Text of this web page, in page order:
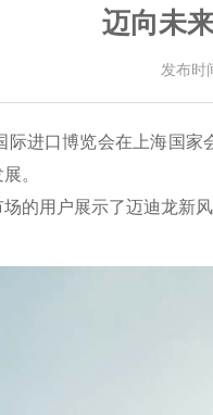
迈向未
发布时
进口博览会在上海国
。
的用户展示了迈迪龙新